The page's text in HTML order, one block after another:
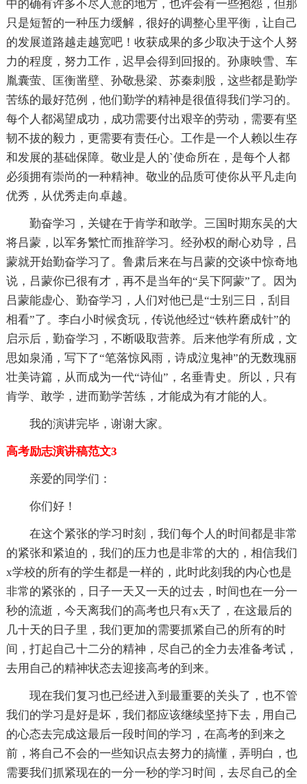
中的确有许多不尽人意的地方，也许会有一些抱怨，但那
只是短暂的一种压力缓解，很好的调整心里平衡，让自己
的发展道路越走越宽吧！收获成果的多少取决于这个人努
力的程度，努力工作，迟早会得到回报的。孙康映雪、车
胤囊萤、匡衡凿壁、孙敬悬梁、苏秦刺股，这些都是勤学
苦练的最好范例，他们勤学的精神是很值得我们学习的。
每个人都渴望成功，成功需要付出艰辛的劳动，需要有坚
韧不拔的毅力，更需要有责任心。工作是一个人赖以生存
和发展的基础保障。敬业是人的`使命所在，是每个人都
必须拥有崇尚的一种精神。敬业的品质可使你从平凡走向
优秀，从优秀走向卓越。
勤奋学习，关键在于肯学和敢学。三国时期东吴的大
将吕蒙，以军务繁忙而推辞学习。经孙权的耐心劝导，吕
蒙就开始勤奋学习了。鲁肃后来在与吕蒙的交谈中惊奇地
说，吕蒙你已很有才，再不是当年的“吴下阿蒙”了。因为
吕蒙能虚心、勤奋学习，人们对他已是“士别三日，刮目
相看”了。李白小时候贪玩，传说他经过“铁杵磨成针”的
启示后，勤奋学习，不断吸取营养。后来他学有所成，文
思如泉涌，写下了“笔落惊风雨，诗成泣鬼神”的无数瑰丽
壮美诗篇，从而成为一代“诗仙”，名垂青史。所以，只有
肯学、敢学，进而勤学苦练，才能成为有才能的人。
我的演讲完毕，谢谢大家。
高考励志演讲稿范文3
亲爱的同学们：
你们好！
在这个紧张的学习时刻，我们每个人的时间都是非常
的紧张和紧迫的，我们的压力也是非常的大的，相信我们
x学校的所有的学生都是一样的，此时此刻我的内心也是
非常的紧张的，日子一天又一天的过去，时间也在一分一
秒的流逝，今天离我们的高考也只有x天了，在这最后的
几十天的日子里，我们更加的需要抓紧自己的所有的时
间，打起自己十二分的精神，尽自己的全力去准备考试，
去用自己的精神状态去迎接高考的到来。
现在我们复习也已经进入到最重要的关头了，也不管
我们的学习是好是坏，我们都应该继续坚持下去，用自己
的心态去完成这最后一段时间的学习，在高考的到来之
前，将自己不会的一些知识点去努力的搞懂，弄明白，也
需要我们抓紧现在的一分一秒的学习时间，去尽自己的全